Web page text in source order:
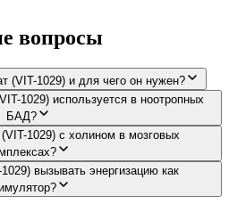
вопросы
(VIT-1029) и для чего он нужен?
1029) используется в ноотропных
БАД?
1029) с холином в мозговых
вызывать энергизацию как